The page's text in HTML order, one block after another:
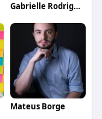
Gabrielle Rodrigues
Mateus Borge